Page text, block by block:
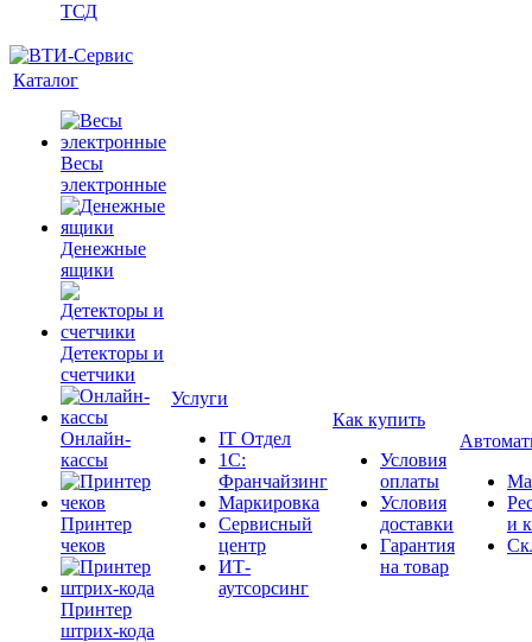
ТСД
Каталог
Весы
электронные
Денежные
ящики
Детекторы и
счетчики
Онлайн-
кассы
Принтер
чеков
Принтер
штрих-кода
Услуги
IT Отдел
1С:
Франчайзинг
Маркировка
Сервисный
центр
ИТ-
аутсорсинг
Как купить
Условия
оплаты
Условия
доставки
Гарантия
на товар
и